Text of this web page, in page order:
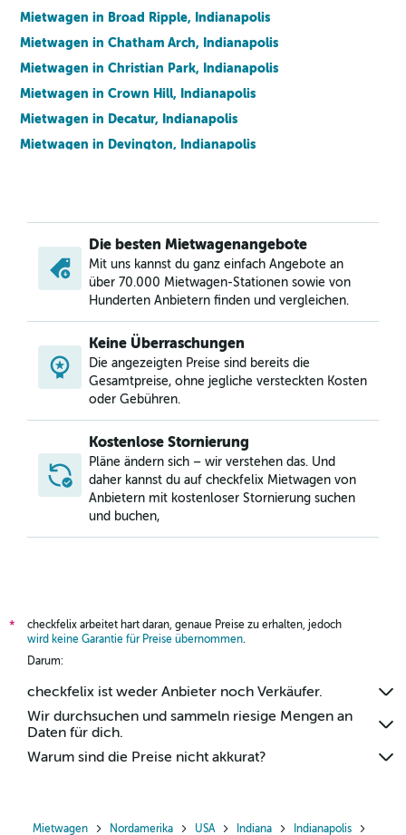
Mietwagen in Broad Ripple, Indianapolis
Mietwagen in Chatham Arch, Indianapolis
Mietwagen in Christian Park, Indianapolis
Mietwagen in Crown Hill, Indianapolis
Mietwagen in Decatur, Indianapolis
Mietwagen in Devington, Indianapolis
Mietwagen in Fall Creek Place, Indianapolis
Mietwagen in Fountain Square, Indianapolis
Mietwagen in Grace Tuxedo Park, Indianapolis
Mietwagen in Hawthorne, Indianapolis
Mietwagen in Herron Morton, Indianapolis
Mietwagen in Holy Cross, Indianapolis
Mietwagen in Indiana Avenue, Indianapolis
Die besten Mietwagenangebote
Mit uns kannst du ganz einfach Angebote an
über 70.000 Mietwagen-Stationen sowie von
Hunderten Anbietern finden und vergleichen.
Keine Überraschungen
Die angezeigten Preise sind bereits die
Gesamtpreise, ohne jegliche versteckten Kosten
oder Gebühren.
Kostenlose Stornierung
Pläne ändern sich – wir verstehen das. Und
daher kannst du auf checkfelix Mietwagen von
Anbietern mit kostenloser Stornierung suchen
und buchen,
*
checkfelix arbeitet hart daran, genaue Preise zu erhalten, jedoch
wird keine Garantie für Preise übernommen.
Darum:
checkfelix ist weder Anbieter noch Verkäufer.
Wir durchsuchen und sammeln riesige Mengen an
Daten für dich.
Warum sind die Preise nicht akkurat?
Mietwagen Nordamerika USA Indiana Indianapolis